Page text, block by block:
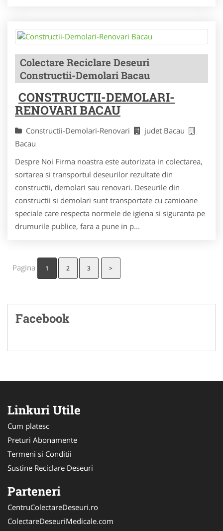
Colectare Reciclare Deseuri
Constructii-Demolari Bacau
CONSTRUCTII-DEMOLARI-
RENOVARI BACAU
Constructii-Demolari-Renovari
judet Bacau
Bacau
Despre Noi Firma noastra este autorizata in colectarea,
sortarea si transportul deseurilor rezultate din
constructii, demolari sau renovari. Deseurile din
constructii si demolari sunt transportate cu camioane
speciale care respecta normele de igiena si siguranta pe
drumurile publice, fara a pune in p...
Pagina 1 2 3 >
Facebook
Linkuri Utile
Cum platesc
Preturi Abonamente
Termeni si Conditii
Sustine Reciclare Deseuri
Parteneri
CentruColectareDeseuri.ro
ColectareDeseuriMedicale.com